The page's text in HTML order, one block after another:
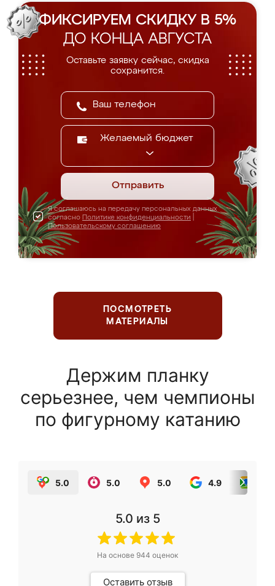
ФИКСИРУЕМ СКИДКУ В 5%
ДО КОНЦА АВГУСТА
Оставьте заявку сейчас, скидка
сохранится.
Желаемый бюджет
Отправить
Я соглашаюсь на передачу персональных данных
согласно Политике конфиденциальности
Пользовательскому соглашению
ПОСМОТРЕТЬ
МАТЕРИАЛЫ
Держим планку
серьезнее, чем чемпионы
по фигурному катанию
5.0 5.0 5.0 4.9
5.0 из 5
На основе 944 оценок
Оставить отзыв